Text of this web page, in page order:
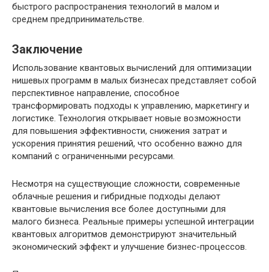
быстрого распространения технологий в малом и
среднем предпринимательстве.
Заключение
Использование квантовых вычислений для оптимизации
нишевых программ в малых бизнесах представляет собой
перспективное направление, способное
трансформировать подходы к управлению, маркетингу и
логистике. Технология открывает новые возможности
для повышения эффективности, снижения затрат и
ускорения принятия решений, что особенно важно для
компаний с ограниченными ресурсами.
Несмотря на существующие сложности, современные
облачные решения и гибридные подходы делают
квантовые вычисления все более доступными для
малого бизнеса. Реальные примеры успешной интеграции
квантовых алгоритмов демонстрируют значительный
экономический эффект и улучшение бизнес-процессов.